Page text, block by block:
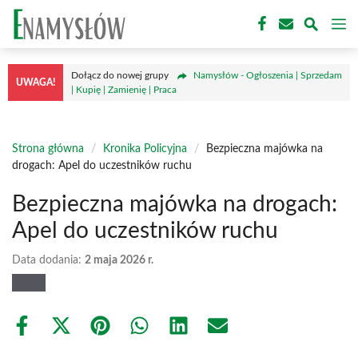
Przejdź
treści
UWAGA!
Dołącz do nowej grupy
Namysłów - Ogłoszenia | Sprzedam
| Kupię | Zamienię | Praca
Strona główna / Kronika Policyjna /
Bezpieczna majówka na
drogach: Apel do uczestników ruchu
Bezpieczna majówka na drogach:
Apel do uczestników ruchu
Data dodania: 2 maja 2026 r.
Share
Share Share Share Share Share